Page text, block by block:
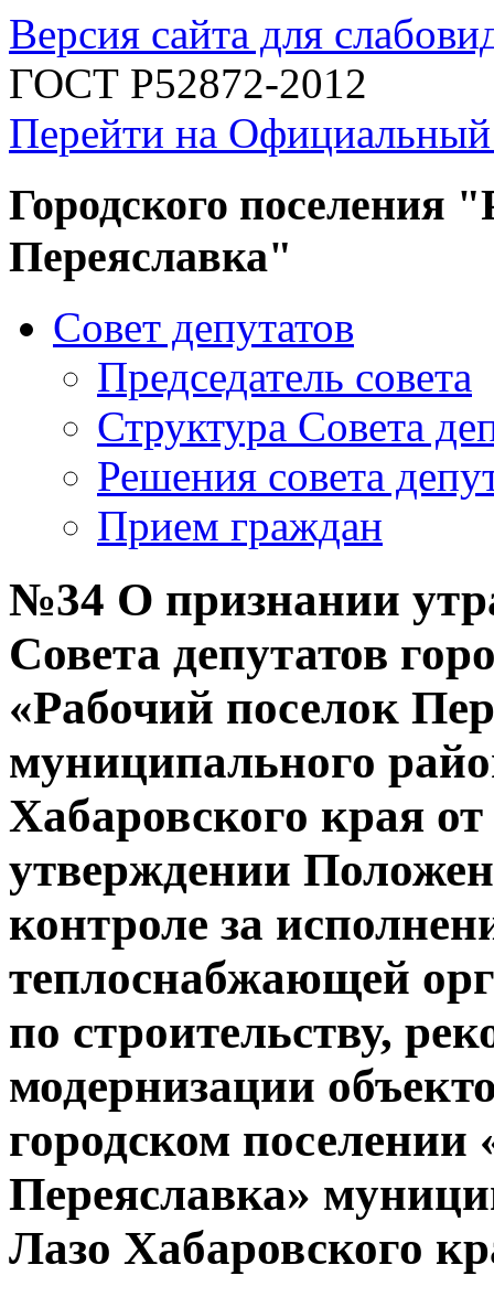
Версия сайта для
ГОСТ Р52872-2012
Перейти на
Городского поселения
Переяславка"
Совет депутатов
Председатель совета
Структура Совета
Решения совета
Прием граждан
№34 О признании
Совета депутатов
«Рабочий поселок
муниципального
Хабаровского края
утверждении
контроле за
теплоснабжающей
по строительству,
модернизации
городском поселении
Переяславка»
Лазо Хабаровского